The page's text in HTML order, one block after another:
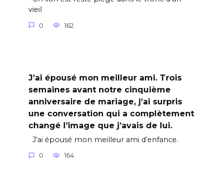
vieil
0 162
J’ai épousé mon meilleur ami. Trois
semaines avant notre cinquième
anniversaire de mariage, j’ai surpris
une conversation qui a complètement
changé l’image que j’avais de lui.
J’ai épousé mon meilleur ami d’enfance.
0 164